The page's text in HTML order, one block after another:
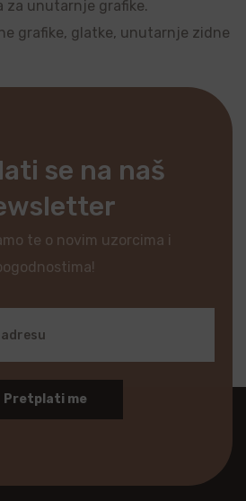
za unutarnje grafike.
grafike, glatke, unutarnje zidne
se na naš
te o novim uzorcima i
Pretplati me